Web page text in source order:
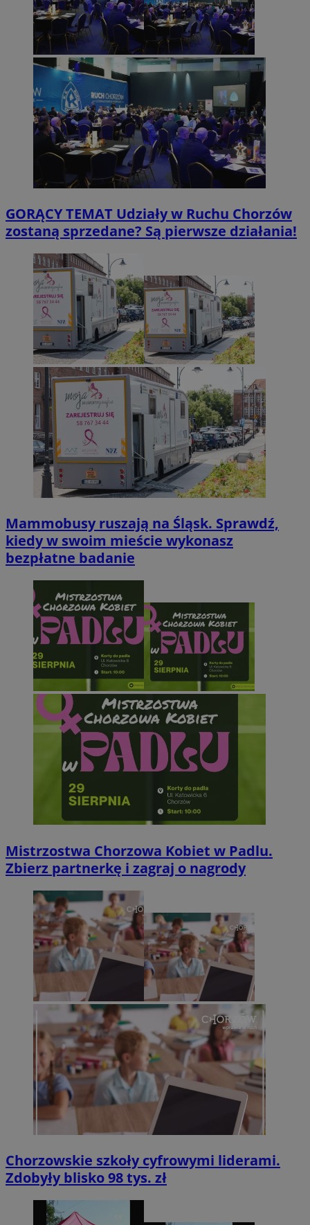
GORĄCY TEMAT Udziały w Ruchu Chorzów
zostaną sprzedane? Są pierwsze działania!
Mammobusy ruszają na Śląsk. Sprawdź,
kiedy w swoim mieście wykonasz
bezpłatne badanie
Mistrzostwa Chorzowa Kobiet w Padlu.
Zbierz partnerkę i zagraj o nagrody
Chorzowskie szkoły cyfrowymi liderami.
Zdobyły blisko 98 tys. zł